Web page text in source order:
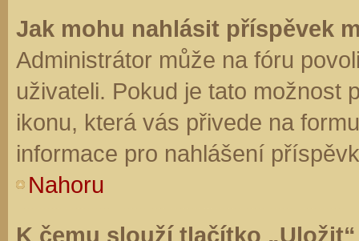
Jak mohu nahlásit příspěvek
Administrátor může na fóru
uživateli. Pokud je tato možnost
ikonu, která vás přivede na
informace pro nahlášení
Nahoru
K čemu slouží tlačítko